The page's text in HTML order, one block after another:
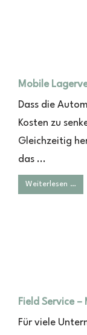
Mobile
Dass die
Kosten zu
Gleichzeitig
das ...
Weiterlesen …
Field Service
Für viele